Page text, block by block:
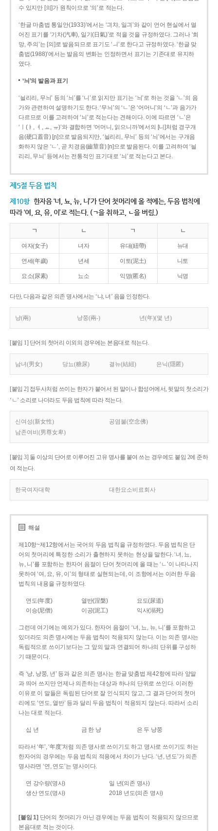
수 있지만 [의]가 원칙이므로 ‘의’로 적는다.
‘한글 마춤법 통일안(1933)’에서는 ‘긔챠, 일긔’와 같이 언어 현실에서 멀
어진 표기를 ‘기차(汽車), 일기(日氣)’로 적을 것을 규정하였다. 그러나 ‘희
망, 주의’는 [의]로 발음되므로 표기도 ‘ㅢ’로 한다고 규정하였다. ‘한글 맞
춤법(1988)’에서는 발음의 변화는 인정하면서 표기는 기존대로 유지하
였다.
‘늬’의 발음과 표기
‘늴리리, 무늬’ 등의 ‘늬’를 ‘니’로 읽지만 표기는 ‘늬’로 하는 것을 ‘ㄴ’의 음
가와 관련하여 설명하기도 한다. ‘무늬’의 ‘ㄴ’은 ‘어머니’의 ‘ㄴ’과 음가가
다르므로 이를 고려하여 ‘늬’로 적는다는 견해이다. 이에 따르면 ‘ㄴ’은
‘ㅣ(ㅑ, ㅕ, ㅛ, ㅠ)’와 결합하면 ‘어머니, 읽으니까’에서의 [니]처럼 경구개
음(硬口蓋音) [ɲ]으로 발음되지만, ‘늴리리, 무늬’ 등의 ‘늬’에서는 구개음
화하지 않은 ‘ㄴ’, 곧 치경음(齒莖音) [n]으로 발음된다. 이를 고려하여 ‘늴
리리, 무늬’ 등에서는 전통적인 표기대로 ‘늬’로 적는다고 본다.
제5절 두음 법칙
제10항 한자음 ‘녀, 뇨, 뉴, 니’가 단어 첫머리에 올 적에는, 두음 법칙에
따라 ‘여, 요, 유, 이’로 적는다. (ㄱ을 취하고, ㄴ을 버림.)
ㄱ ㄴ ㄱ ㄴ
여자(女子) 녀자 유대(紐帶) 뉴대
연세(年歲) 년세 이토(泥土) 니토
요소(尿素) 뇨소 익명(匿名) 닉명
다만, 다음과 같은 의존 명사에서는 ‘냐, 녀’ 음을 인정한다.
냥(兩) 냥쭝(兩-) 년(年)(몇 년)
[붙임 1] 단어의 첫머리 이외의 경우에는 본음대로 적는다.
남녀(男女) 당뇨(糖尿) 결뉴(結紐) 은닉(隱匿)
[붙임 2] 접두사처럼 쓰이는 한자가 붙어서 된 말이나 합성어에서, 뒷말의 첫소리가
‘ㄴ’ 소리로 나더라도 두음 법칙에 따라 적는다.
신여성(新女性)
공염불(空念佛)
남존여비(男尊女卑)
[붙임 3] 둘 이상의 단어로 이루어진 고유 명사를 붙여 쓰는 경우에도 붙임 2에 준하
여 적는다.
한국여자대학 대한요소비료회사
해설
제10항~제12항에서는 국어의 두음 법칙을 규정하였다. 두음 법칙은 단
어의 첫머리에 특정한 소리가 출현하지 못하는 현상을 말한다. ‘녀, 뇨,
뉴, 니’를 포함하는 한자어 음절이 단어 첫머리에 올 때는 ‘ㄴ’이 나타나지
못하여 ‘여, 요, 유, 이’의 형태로 실현되는데, 이 조항에서는 이러한 두음
법칙의 내용을 규정하였다.
연도(年度) 열반(涅槃)
요도(尿道)
이승(尼僧)
이공(泥工) 익사(溺死)
그런데 여기에는 예외가 있다. 한자어 음절이 ‘녀, 뇨, 뉴, 니’를 포함하고
있더라도 의존 명사에는 두음 법칙이 적용되지 않는다. 이는 의존 명사는
독립적으로 쓰이기보다는 그 앞의 말과 연결되어 하나의 단위를 구성하
기 때문이다.
즉 ‘냥, 냥쭝, 년’ 등과 같은 의존 명사는 한글 맞춤법 제42항에 따라 앞말
과 띄어 쓰지만 언제나 의존하는 대상과 하나의 단위로 쓰인다. 이러한
이유로 이 말들은 독립된 단어로 잘 인식되지 않고, 그 결과 단어의 첫머
리에도 ‘연도, 열반’ 등과 달리 두음 법칙이 적용되지 않는다. 따라서 소리
나는 대로 적는다.
십 년 금 한 냥 은 두 냥쭝
따라서 ‘年’, ‘年度’처럼 의존 명사로 쓰이기도 하고 명사로 쓰이기도 하는
한자어의 경우에는 두음 법칙의 적용에서 차이가 난다. ‘년, 년도’가 의존
명사라면 ‘연, 연도’는 명사이다.
연 강수량(명사)
일 년(의존 명사)
생산 연도(명사)
2018 년도(의존 명사)
[붙임 1] 단어의 첫머리가 아닌 경우에는 두음 법칙이 적용되지 않으므로
본음대로 적는 것이다.